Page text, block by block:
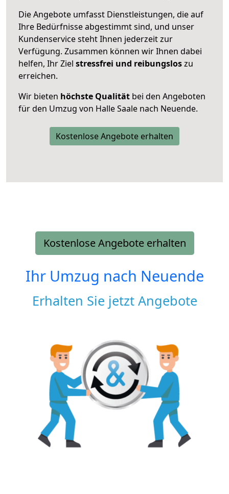
Die Angebote umfasst Dienstleistungen, die auf
Ihre Bedürfnisse abgestimmt sind, und unser
Kundenservice steht Ihnen jederzeit zur
Verfügung. Zusammen können wir Ihnen dabei
helfen, Ihr Ziel stressfrei und reibungsloszu
erreichen.
Wir bieten höchste Qualität bei den Angeboten
für den Umzug von Halle Saale nach Neuende.
Kostenlose Angebote erhalten
Kostenlose Angebote erhalten
Ihr Umzug nach Neuende
Erhalten Sie jetzt Angebote